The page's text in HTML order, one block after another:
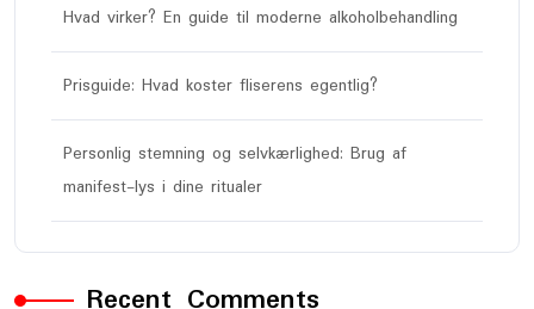
Hvad virker? En guide til moderne alkoholbehandling
Prisguide: Hvad koster fliserens egentlig?
Personlig stemning og selvkærlighed: Brug af
manifest-lys i dine ritualer
Recent Comments